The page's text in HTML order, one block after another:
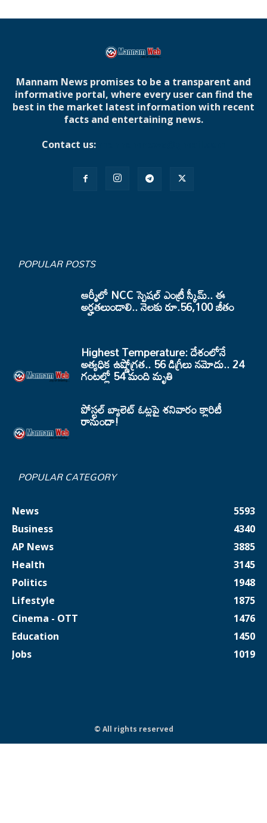
Mannam News promises to be a transparent and
informative portal, where every user can find the
best in the market latest information with recent
facts and entertaining news.
Contact us:
POPULAR POSTS
ఆర్మీలో NCC స్పెషల్ ఎంట్రీ స్కీమ్.. ఈ
అర్హతలుండాలి.. నెలకు రూ.56,100 జీతం
Highest Temperature: దేశంలోనే
అత్యధిక ఉష్ణోగ్రత.. 56 డిగ్రీలు నమోదు.. 24
గంటల్లో 54 మంది మృతి
పోస్టల్ బ్యాలెట్ ఓట్లపై శనివారం క్లారిటీ
రానుందా!
POPULAR CATEGORY
News
5593
Business
4340
AP News
3885
Health
3145
Politics
1948
Lifestyle
1875
Cinema - OTT
1476
Education
1450
Jobs
1019
© All rights reserved